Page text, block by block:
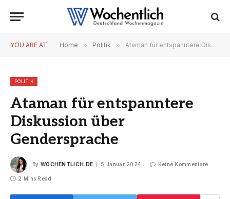
YOU ARE AT: Home » Politik » Ataman für entspanntere Diskussion über Gendersprache
POLITIK
Ataman für entspanntere
Diskussion über
Gendersprache
By WOCHENTLICH.DE 5 Januar 2024 Keine Kommentare
2 Mins Read